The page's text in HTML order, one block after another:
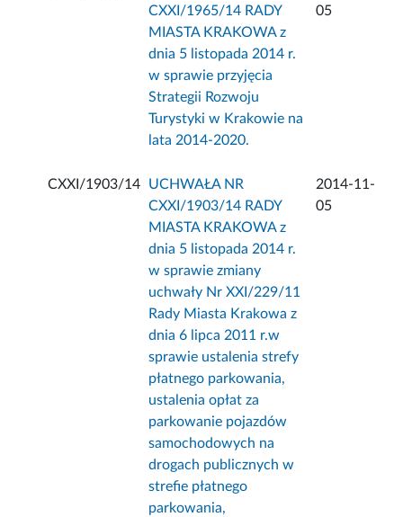
CXXI/1965/14 RADY
MIASTA KRAKOWA z
dnia 5 listopada 2014 r.
w sprawie przyjęcia
Strategii Rozwoju
Turystyki w Krakowie na
lata 2014-2020.
05
CXXI/1903/14
UCHWAŁA NR
CXXI/1903/14 RADY
MIASTA KRAKOWA z
dnia 5 listopada 2014 r.
w sprawie zmiany
uchwały Nr XXI/229/11
Rady Miasta Krakowa z
dnia 6 lipca 2011 r.w
sprawie ustalenia strefy
płatnego parkowania,
ustalenia opłat za
parkowanie pojazdów
samochodowych na
drogach publicznych w
strefie płatnego
parkowania,
2014-11-
05